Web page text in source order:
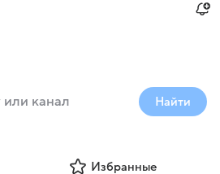
Найти
Избранные